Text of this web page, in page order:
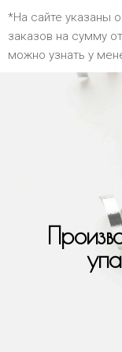
*На сайте указаны
заказов на сумму
можно узнать у